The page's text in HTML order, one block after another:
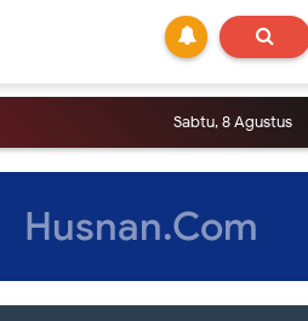
Sabtu, 8 Agustus
Husnan.Com